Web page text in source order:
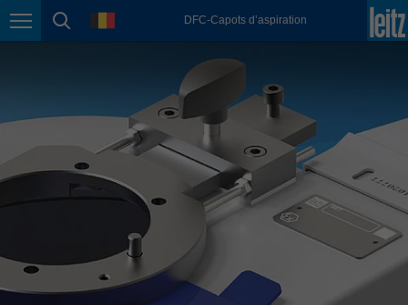
Page navigation
page search
language DFC-Capots d’aspiration
México
Nederland
nederlands
Österreich
Polska
polski
Portugal
português